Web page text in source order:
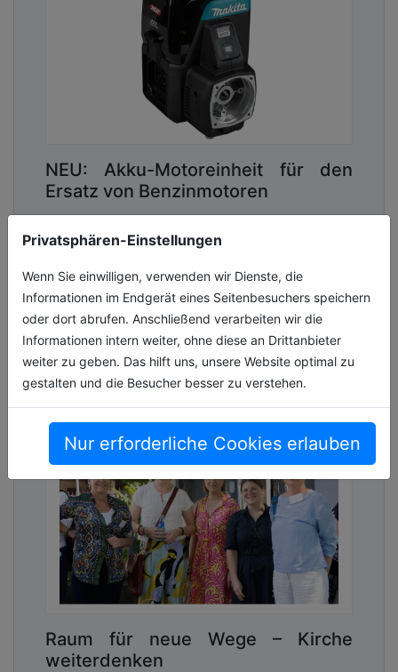
Privatsphären-Einstellungen
Wenn Sie einwilligen, verwenden wir Dienste, die
Informationen im Endgerät eines Seitenbesuchers speichern
oder dort abrufen. Anschließend verarbeiten wir die
Informationen intern weiter, ohne diese an Drittanbieter
weiter zu geben. Das hilft uns, unsere Website optimal zu
gestalten und die Besucher besser zu verstehen.
Nur erforderliche Cookies erlauben
NEU: Akku-Motoreinheit für den
Ersatz von Benzinmotoren
System um eine leistungsstarke und vielseitig
GU01G mit einer maximalen elektrisc[...]
03.07.2026, Lesezeit ca. 2 Minuten
allgemein
Raum für neue Wege – Kirche
weiterdenken